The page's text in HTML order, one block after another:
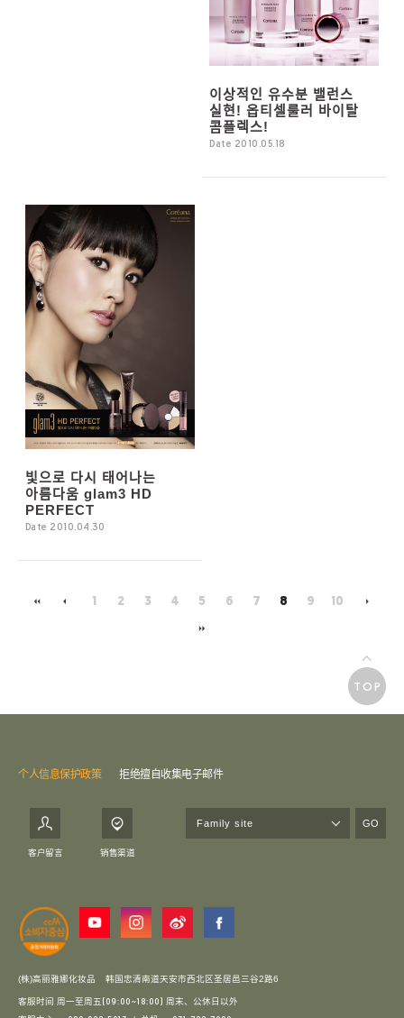
이상적인 유수분 밸런스
실현! 옵티셀룰러 바이탈
콤플렉스!
Date 2010.05.18
빛으로 다시 태어나는
아름다움 glam3 HD
PERFECT
Date 2010.04.30
1 2 3 4 5 6 7 8 9 10
TOP
个人信息保护政策 拒绝擅自收集电子邮件
客户留言 销售渠道
GO
(株)高丽雅娜化妆品 韩国忠清南道天安市西北区圣居邑三谷2路6
客服时间 周一至周五 (09:00~18:00)
周末、公休日以外